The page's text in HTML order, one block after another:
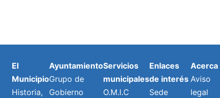
El
Municipio
Historia,
Ayuntamiento
Grupo de
Gobierno
Servicios
municipales
O.M.I.C
Enlaces
de interés
Sede
Acerca
Aviso
legal